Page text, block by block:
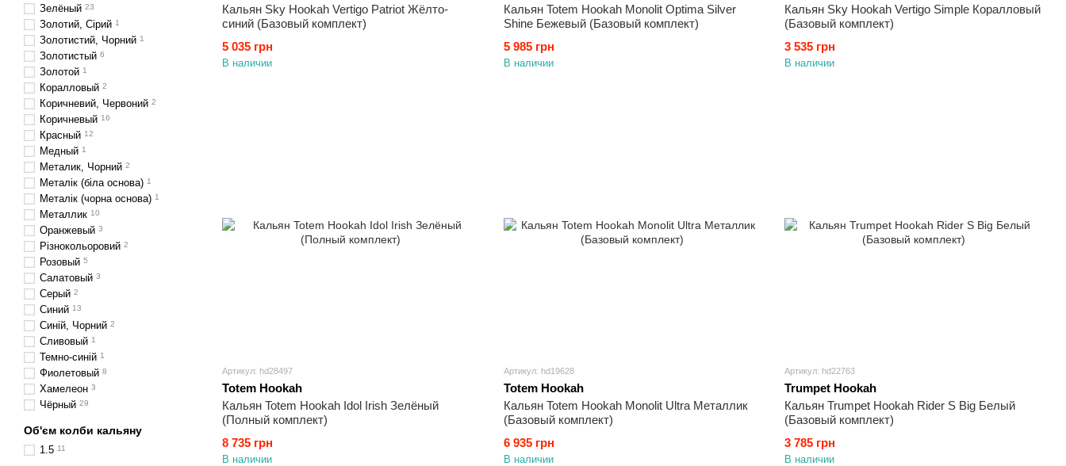
Кальян Sky Hookah Vertigo Patriot Жёлто-
синий (Базовый комплект)
5 035 грн
В наличии
Кальян Totem Hookah Monolit Optima Silver
Shine Бежевый (Базовый комплект)
5 985 грн
В наличии
Кальян Sky Hookah Vertigo Simple Коралловый
(Базовый комплект)
3 535 грн
В наличии
Артикул: hd28497
Totem Hookah
Кальян Totem Hookah Idol Irish Зелёный
(Полный комплект)
8 735 грн
В наличии
Артикул: hd19628
Totem Hookah
Кальян Totem Hookah Monolit Ultra Металлик
(Базовый комплект)
6 935 грн
В наличии
Артикул: hd22763
Trumpet Hookah
Кальян Trumpet Hookah Rider S Big Белый
(Базовый комплект)
3 785 грн
В наличии
Зелёный 23
Золотий, Сірий 1
Золотистий, Чорний 1
Золотистый 6
Золотой 1
Коралловый 2
Коричневий, Червоний 2
Коричневый 16
Красный 12
Медный 1
Металик, Чорний 2
Металік (біла основа) 1
Металік (чорна основа) 1
Металлик 10
Оранжевый 3
Різнокольоровий 2
Розовый 5
Салатовый 3
Серый 2
Синий 13
Синій, Чорний 2
Сливовый 1
Темно-синій 1
Фиолетовый 8
Хамелеон 3
Чёрный 29
Об'єм колби кальяну
1.5 11